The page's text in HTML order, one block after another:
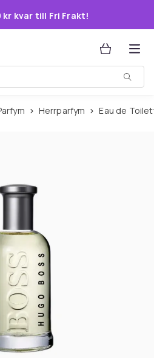
kr kvar till Fri Frakt!
Parfym Herrparfym Eau de